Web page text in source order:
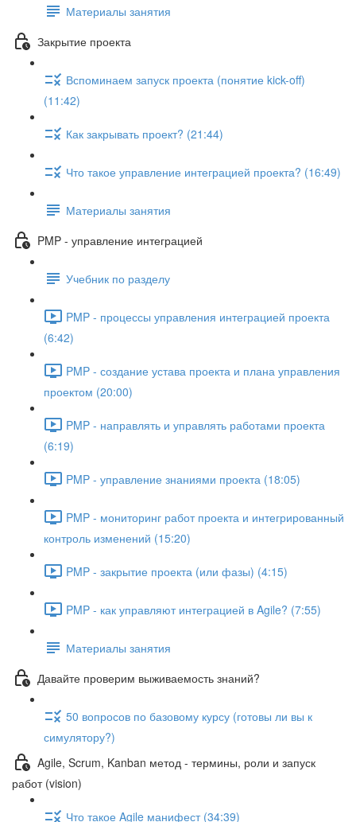
Материалы занятия
Закрытие проекта
Вспоминаем запуск проекта (понятие kick-off)
(11:42)
Как закрывать проект? (21:44)
Что такое управление интеграцией проекта? (16:49)
Материалы занятия
PMP - управление интеграцией
Учебник по разделу
PMP - процессы управления интеграцией проекта
(6:42)
PMP - создание устава проекта и плана управления
проектом (20:00)
PMP - направлять и управлять работами проекта
(6:19)
PMP - управление знаниями проекта (18:05)
PMP - мониторинг работ проекта и интегрированный
контроль изменений (15:20)
PMP - закрытие проекта (или фазы) (4:15)
PMP - как управляют интеграцией в Agile? (7:55)
Материалы занятия
Давайте проверим выживаемость знаний?
50 вопросов по базовому курсу (готовы ли вы к
симулятору?)
Agile, Scrum, Kanban метод - термины, роли и запуск
работ (vision)
Что такое Agile манифест (34:39)